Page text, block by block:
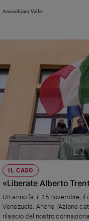
giovani
Bioetica
Riflessioni
Foto
Video
Privacy
Annachiara Valle
IL CASO
«Liberate Alberto
Un anno fa, il 15 novembre,
Venezuela. Anche l'Azione
rilascio del nostro